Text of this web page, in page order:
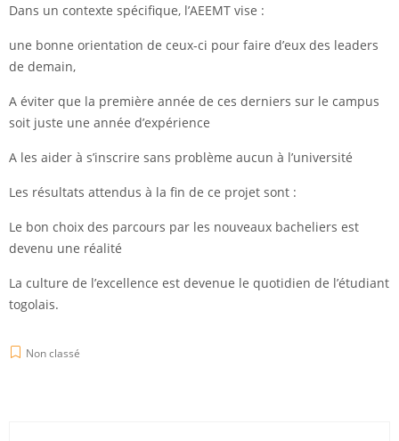
Dans un contexte spécifique, l’AEEMT vise :
une bonne orientation de ceux-ci pour faire d’eux des leaders
de demain,
A éviter que la première année de ces derniers sur le campus
soit juste une année d’expérience
A les aider à s’inscrire sans problème aucun à l’université
Les résultats attendus à la fin de ce projet sont :
Le bon choix des parcours par les nouveaux bacheliers est
devenu une réalité
La culture de l’excellence est devenue le quotidien de l’étudiant
togolais.
Non classé